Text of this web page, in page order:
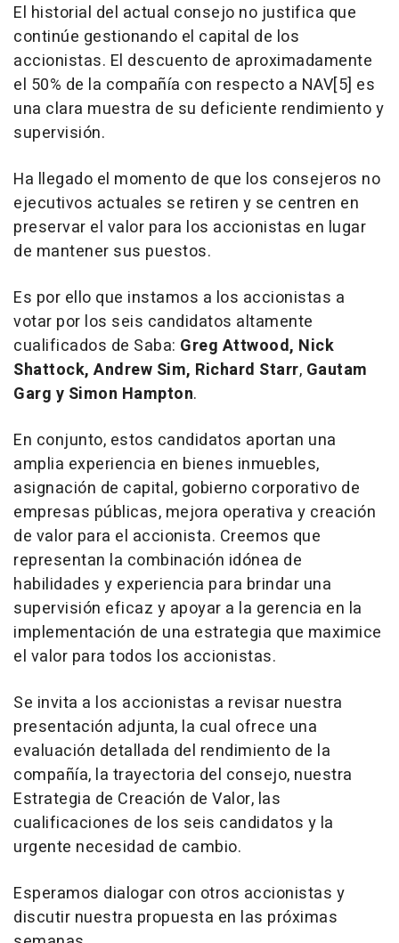
El historial del actual consejo no justifica que
continúe gestionando el capital de los
accionistas. El descuento de aproximadamente
el 50% de la compañía con respecto a NAV[5] es
una clara muestra de su deficiente rendimiento y
supervisión.
Ha llegado el momento de que los consejeros no
ejecutivos actuales se retiren y se centren en
preservar el valor para los accionistas en lugar
de mantener sus puestos.
Es por ello que instamos a los accionistas a
votar por los seis candidatos altamente
cualificados de Saba: Greg Attwood, Nick
Shattock, Andrew Sim, Richard Starr, Gautam
Garg y Simon Hampton.
En conjunto, estos candidatos aportan una
amplia experiencia en bienes inmuebles,
asignación de capital, gobierno corporativo de
empresas públicas, mejora operativa y creación
de valor para el accionista. Creemos que
representan la combinación idónea de
habilidades y experiencia para brindar una
supervisión eficaz y apoyar a la gerencia en la
implementación de una estrategia que maximice
el valor para todos los accionistas.
Se invita a los accionistas a revisar nuestra
presentación adjunta, la cual ofrece una
evaluación detallada del rendimiento de la
compañía, la trayectoria del consejo, nuestra
Estrategia de Creación de Valor, las
cualificaciones de los seis candidatos y la
urgente necesidad de cambio.
Esperamos dialogar con otros accionistas y
discutir nuestra propuesta en las próximas